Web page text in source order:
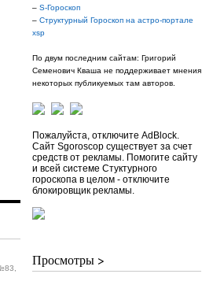
– S-Гороскоп
– Структурный Гороскоп на астро-портале
xsp
По двум последним сайтам: Григорий
Семенович Кваша не поддерживает мнения
некоторых публикуемых там авторов.
Пожалуйста, отключите AdBlock.
Сайт Sgoroscop существует за счет
средств от рекламы. Помогите сайту
и всей системе Стуктурного
гороскопа в целом - отключите
блокировщик рекламы.
Просмотры >